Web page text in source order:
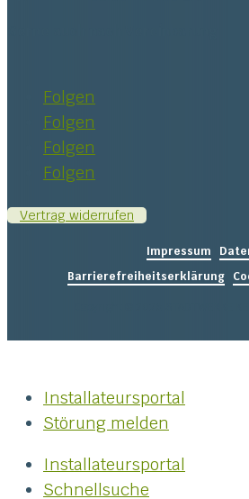
Folgen
Folgen
Folgen
Folgen
Vertrag widerrufen
Impressum
Barrierefreiheitserklärung|
Installateursportal
Störung melden
Installateursportal
Schnellsuche